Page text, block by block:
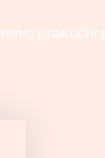
praktični